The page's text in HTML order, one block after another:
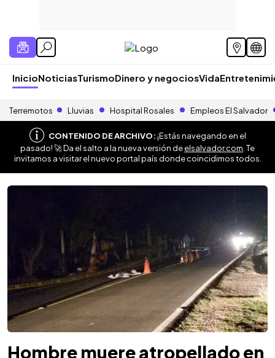
InicioNoticiasTurismoDinero y negociosVida
Terremotos Lluvias Hospital Rosales Empleos El Salvador
CONTENIDO DE ARCHIVO:¡Estás navegando en el
pasado! 🚀 Da el salto a la nueva versión deelsalvador.com . Te
invitamos a visitar el nuevo portal país donde coincidimos todos.
Hombre muere atropellado en